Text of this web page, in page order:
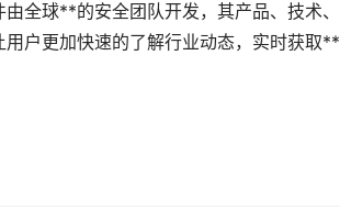
由全球**的安全团队开发，其产品、技术
户更加快速的了解行业动态，实时获取